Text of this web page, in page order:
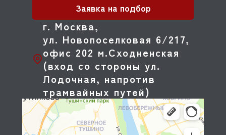
г. Москва,
ул. Новопоселковая 6/217,
офис 202 м.Сходненская
(вход со стороны ул.
Лодочная, напротив
трамвайных путей)
Заявка на подбор